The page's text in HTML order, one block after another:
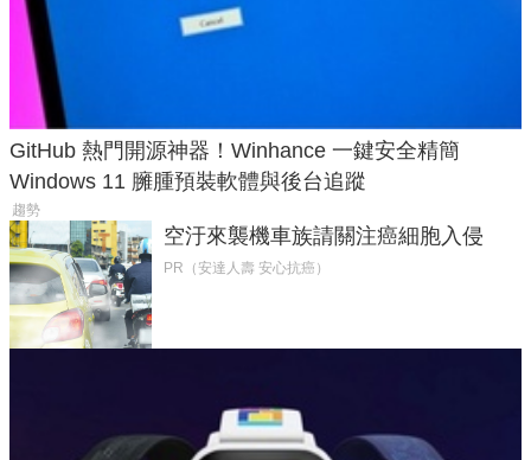
GitHub 熱門開源神器！Winhance 一鍵安全精簡
Windows 11 臃腫預裝軟體與後台追蹤
趨勢
空汙來襲機車族請關注癌細胞入侵
PR（安達人壽 安心抗癌）